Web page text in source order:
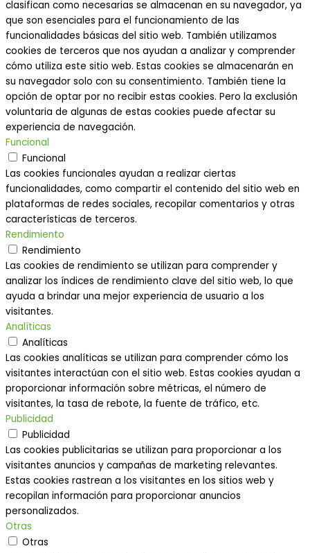
clasifican como necesarias se almacenan en su navegador, ya
que son esenciales para el funcionamiento de las
funcionalidades básicas del sitio web. También utilizamos
cookies de terceros que nos ayudan a analizar y comprender
cómo utiliza este sitio web. Estas cookies se almacenarán en
su navegador solo con su consentimiento. También tiene la
opción de optar por no recibir estas cookies. Pero la exclusión
voluntaria de algunas de estas cookies puede afectar su
experiencia de navegación.
Funcional
Funcional
Las cookies funcionales ayudan a realizar ciertas
funcionalidades, como compartir el contenido del sitio web en
plataformas de redes sociales, recopilar comentarios y otras
características de terceros.
Rendimiento
Rendimiento
Las cookies de rendimiento se utilizan para comprender y
analizar los índices de rendimiento clave del sitio web, lo que
ayuda a brindar una mejor experiencia de usuario a los
visitantes.
Analíticas
Analíticas
Las cookies analíticas se utilizan para comprender cómo los
visitantes interactúan con el sitio web. Estas cookies ayudan a
proporcionar información sobre métricas, el número de
visitantes, la tasa de rebote, la fuente de tráfico, etc.
Publicidad
Publicidad
Las cookies publicitarias se utilizan para proporcionar a los
visitantes anuncios y campañas de marketing relevantes.
Estas cookies rastrean a los visitantes en los sitios web y
recopilan información para proporcionar anuncios
personalizados.
Otras
Otras